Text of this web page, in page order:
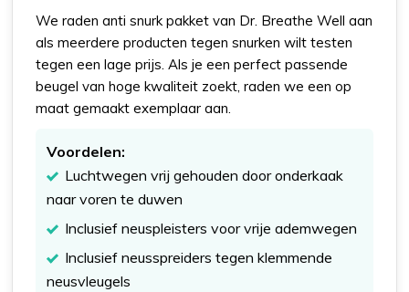
We raden anti snurk pakket van Dr. Breathe Well aan
als meerdere producten tegen snurken wilt testen
tegen een lage prijs. Als je een perfect passende
beugel van hoge kwaliteit zoekt, raden we een op
maat gemaakt exemplaar aan.
Voordelen:
Luchtwegen vrij gehouden door onderkaak
naar voren te duwen
Inclusief neuspleisters voor vrije ademwegen
Inclusief neusspreiders tegen klemmende
neusvleugels